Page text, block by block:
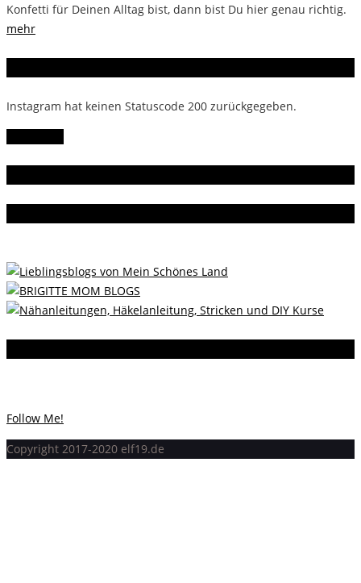
Konfetti für Deinen Alltag bist, dann bist Du hier genau richtig.
mehr
Instagram hat keinen Statuscode 200 zurückgegeben.
Follow Me!
Copyright 2017-2020 elf19.de